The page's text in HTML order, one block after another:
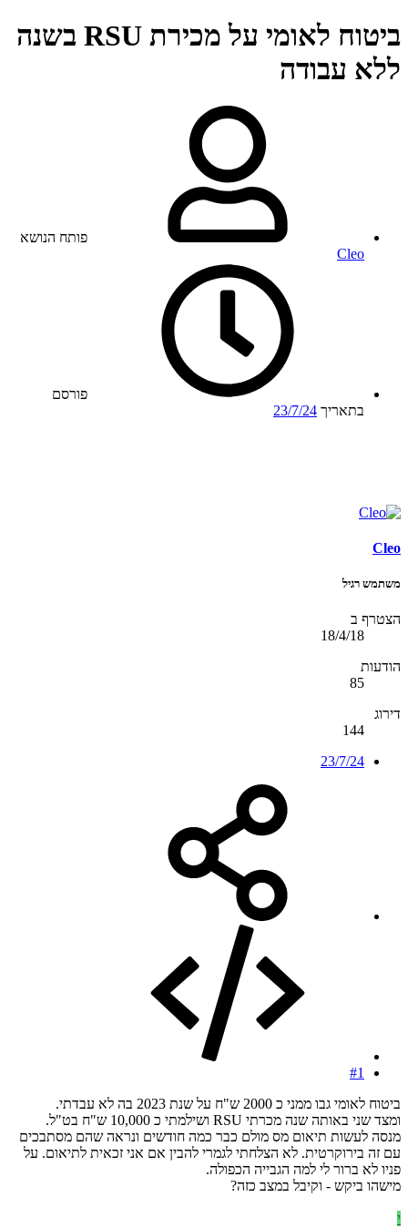
ביטוח לאומי על מכירת RSU בשנה
ללא עבודה
פותח הנושא
Cleo
פורסם
בתאריך 23/7/24
Cleo
משתמש רגיל
הצטרף ב
18/4/18
הודעות
85
דירוג
144
23/7/24
#1
ביטוח לאומי גבו ממני כ 2000 ש"ח על שנת 2023 בה לא עבדתי.
ומצד שני באותה שנה מכרתי RSU ושילמתי כ 10,000 ש"ח בט"ל.
מנסה לעשות תיאום מס מולם כבר כמה חודשים ונראה שהם מסתבכים
עם זה בירוקרטית. לא הצלחתי לגמרי להבין אם אני זכאית לתיאום. על
פניו לא ברור לי למה הגבייה הכפולה.
מישהו ביקש - וקיבל במצב כזה?
י